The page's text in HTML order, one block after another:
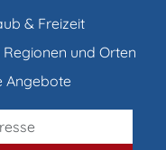
& Freizeit
und Orten
Angebote